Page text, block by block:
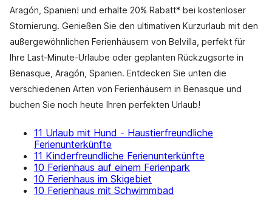
Aragón, Spanien! und erhalte 20% Rabatt* bei kostenloser
Stornierung. Genießen Sie den ultimativen Kurzurlaub mit den
außergewöhnlichen Ferienhäusern von Belvilla, perfekt für
Ihre Last-Minute-Urlaube oder geplanten Rückzugsorte in
Benasque, Aragón, Spanien. Entdecken Sie unten die
verschiedenen Arten von Ferienhäusern in Benasque und
buchen Sie noch heute Ihren perfekten Urlaub!
11 Urlaub mit Hund - Haustierfreundliche
Ferienunterkünfte
11 Kinderfreundliche Ferienunterkünfte
10 Ferienhaus auf einem Ferienpark
10 Ferienhaus im Skigebiet
10 Ferienhaus mit Schwimmbad